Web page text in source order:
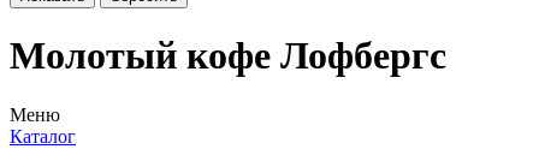
Молотый кофе Лофбергс
Меню
Каталог